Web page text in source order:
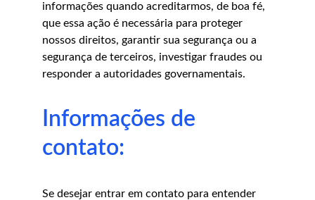
informações quando acreditarmos, de boa fé,
que essa ação é necessária para proteger
nossos direitos, garantir sua segurança ou a
segurança de terceiros, investigar fraudes ou
responder a autoridades governamentais.
Informações de
contato:
Se desejar entrar em contato para entender